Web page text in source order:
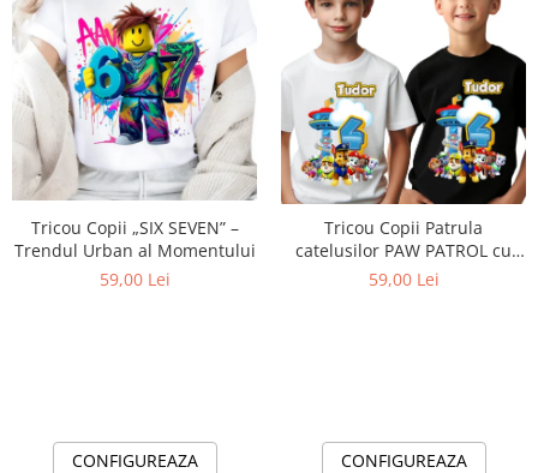
Cadouri pentru Doctori
Cadouri pentru Sfânta Maria
Martisoare
Tricou Copii „SIX SEVEN” –
Trendul Urban al Momentului
59,00 Lei
CONFIGUREAZA
Tricou Copii Patrula
catelusilor PAW PATROL cu
Cifră Aniversară | Cadou
59,00 Lei
CONFIGUREAZA